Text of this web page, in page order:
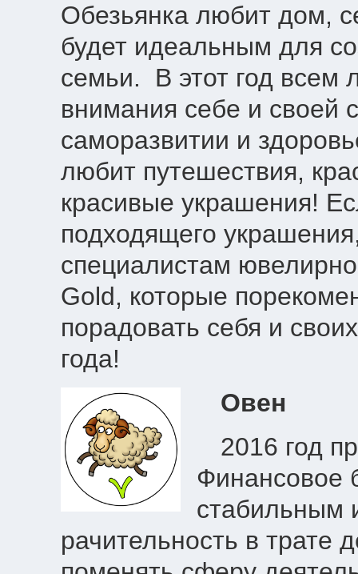
Обезьянка любит дом,
будет идеальным для
семьи. В этот год всем
внимания себе и своей
саморазвитии и
любит путешествия,
красивые украшения!
подходящего
специалистам
Gold, которые
порадовать себя и
года!
Овен
2016 год
Финансовое
стабильным
рачительность в трате